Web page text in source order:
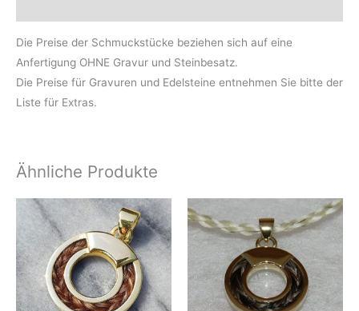
Die Preise der Schmuckstücke beziehen sich auf eine
Anfertigung OHNE Gravur und Steinbesatz.
Die Preise für Gravuren und Edelsteine entnehmen Sie bitte der
Liste für Extras.
Ähnliche Produkte